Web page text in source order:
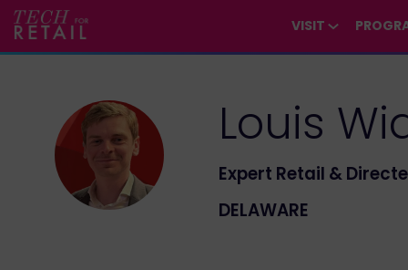
VISIT
LW
Louis
Expert Retail &
DELAWARE
*/*/
*/